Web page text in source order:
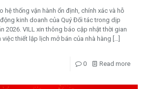
hệ thống vận hành ổn định, chính xác và hỗ
kinh doanh của Quý Đối tác trong dịp
2026. VILL xin thông báo cập nhật thời gian
việc thiết lập lịch mở bán của nhà hàng […]
0 Read more